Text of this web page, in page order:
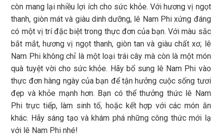
còn mang lại nhiều lợi ích cho sức khỏe. Với hương vị ngọt
thanh, giòn mát và giàu dinh dưỡng, lê Nam Phi xứng đáng
có một vị trí đặc biệt trong thực đơn của bạn. Với màu sắc
bắt mắt, hương vị ngọt thanh, giòn tan và giàu chất xơ, lê
Nam Phi không chỉ là một loại trái cây mà còn là một món
quà tuyệt vời cho sức khỏe. Hãy bổ sung lê Nam Phi vào
thực đơn hàng ngày của bạn để tận hưởng cuộc sống tươi
đẹp và khỏe mạnh hơn. Bạn có thể thưởng thức lê Nam
Phi trực tiếp, làm sinh tố, hoặc kết hợp với các món ăn
khác. Hãy sáng tạo và khám phá những công thức mới lạ
với lê Nam Phi nhé!